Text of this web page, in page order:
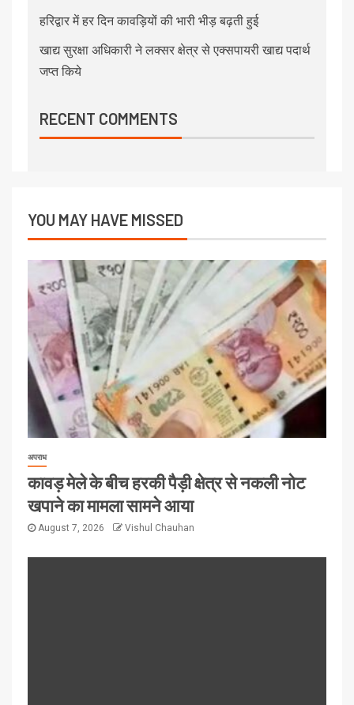
हरिद्वार में हर दिन कावड़ियों की भारी भीड़ बढ़ती हुई
खाद्य सुरक्षा अधिकारी ने लक्सर क्षेत्र से एक्सपायरी खाद्य पदार्थ
जप्त किये
RECENT COMMENTS
YOU MAY HAVE MISSED
अपराध
कावड़ मेले के बीच हरकी पैड़ी क्षेत्र से नकली नोट
खपाने का मामला सामने आया
August 7, 2026 Vishul Chauhan